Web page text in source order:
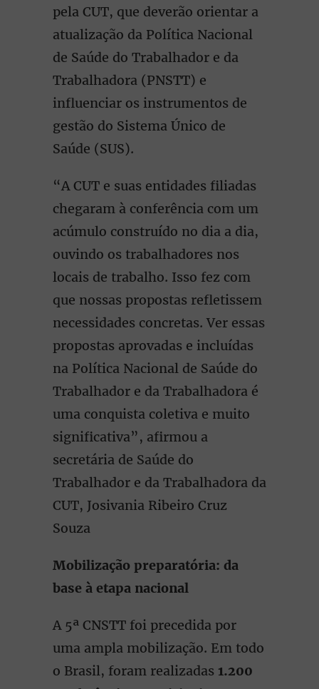
pela CUT, que deverão orientar a
atualização da Política Nacional
de Saúde do Trabalhador e da
Trabalhadora (PNSTT) e
influenciar os instrumentos de
gestão do Sistema Único de
Saúde (SUS).
“A CUT e suas entidades filiadas
chegaram à conferência com um
acúmulo construído no dia a dia,
ouvindo os trabalhadores nos
locais de trabalho. Isso fez com
que nossas propostas refletissem
necessidades concretas. Ver essas
propostas aprovadas e incluídas
na Política Nacional de Saúde do
Trabalhador e da Trabalhadora é
uma conquista coletiva e muito
significativa”, afirmou a
secretária de Saúde do
Trabalhador e da Trabalhadora da
CUT, Josivania Ribeiro Cruz
Souza
Mobilização preparatória: da
base à etapa nacional
A 5ª CNSTT foi precedida por
uma ampla mobilização. Em todo
o Brasil, foram realizadas 1.200